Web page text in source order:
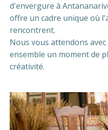
d'envergure à
offre un cadre unique où
rencontrent.
Nous vous attendons
ensemble un moment de
créativité.